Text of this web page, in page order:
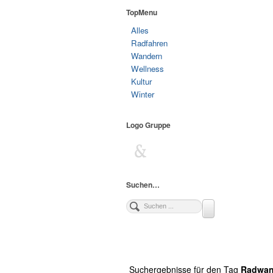
TopMenu
Alles
Radfahren
Wandern
Wellness
Kultur
Winter
Logo Gruppe
Suchen…
Suchergebnisse für den Tag